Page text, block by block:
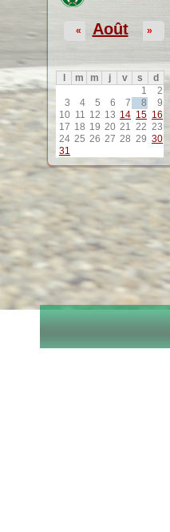
Août
« »
m m j v s
d
1
2
3
4 5 6 7 8
9
10 11 12 13 14 15 16
17 18 19 20 21 22 23
24 25 26 27 28 29 30
31